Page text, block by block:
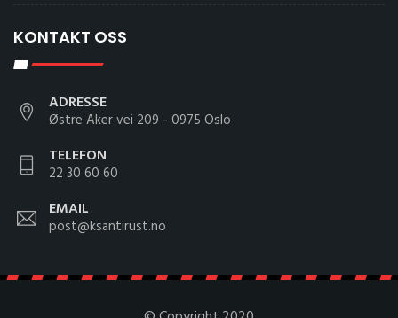
KONTAKT OSS
ADRESSE
Østre Aker vei 209 - 0975 Oslo
TELEFON
22 30 60 60
EMAIL
post@ksantirust.no